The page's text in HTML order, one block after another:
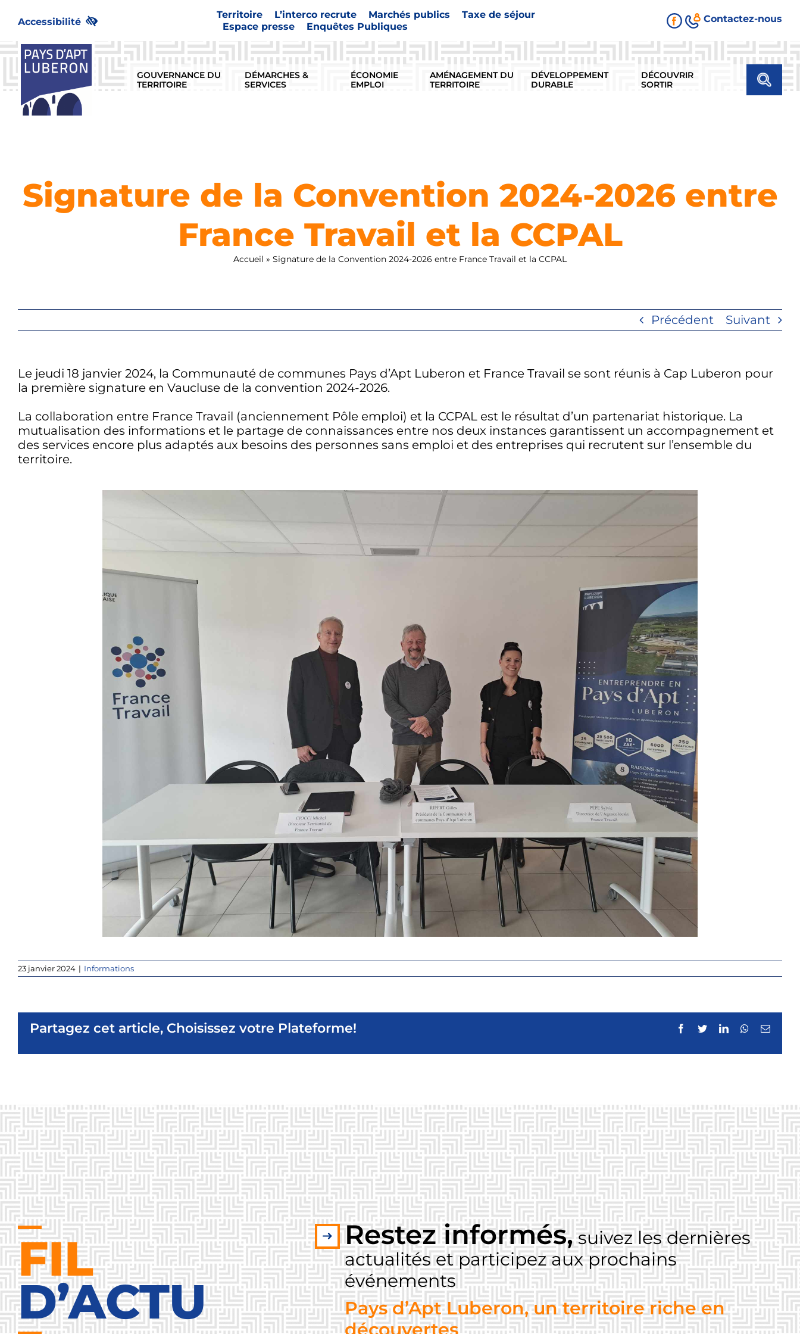
Accessibilité
Territoire L’interco recrute Marchés publics
Taxe de séjour
Espace presse
Enquêtes Publiques
Contactez-nous
GOUVERNANCE DU
TERRITOIRE
DÉMARCHES &
SERVICES
ÉCONOMIE
EMPLOI
AMÉNAGEMENT DU
TERRITOIRE
DÉVELOPPEMENT
DURABLE
DÉCOUVRIR
SORTIR
Signature de la Convention 2024-2026 entre
France Travail et la CCPAL
Accueil » Signature de la Convention 2024-2026 entre France Travail et la CCPAL
Précédent Suivant
Le jeudi 18 janvier 2024, la Communauté de communes Pays d’Apt Luberon et France Travail se sont réunis à Cap Luberon pour
la première signature en Vaucluse de la convention 2024-2026.
La collaboration entre France Travail (anciennement Pôle emploi) et la CCPAL est le résultat d’un partenariat historique. La
mutualisation des informations et le partage de connaissances entre nos deux instances garantissent un accompagnement et
des services encore plus adaptés aux besoins des personnes sans emploi et des entreprises qui recrutent sur l’ensemble du
territoire.
23 janvier 2024 | Informations
Partagez cet article, Choisissez votre Plateforme! Facebook
TwitterLinkedInWhatsApp
Email
FIL
D’ACTU
Restez informés,suivez les dernières
actualités et participez aux prochains
événements
Pays d’Apt Luberon, un territoire riche en
découvertes